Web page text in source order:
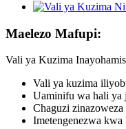
Maelezo Mafupi:
Vali ya Kuzima
Vali ya kuzima
Uaminifu wa hali ya
Chaguzi
Imetengenezwa